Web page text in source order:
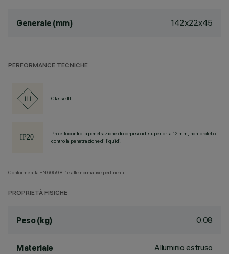
Generale (mm) 142x22x45
PERFORMANCE TECNICHE
Classe III
Protetto contro la penetrazione di corpi solidi superiori a 12 mm, non protetto
contro la penetrazione di liquidi.
Conforme alla EN60598-1 e alle normative pertinenti.
PROPRIETÀ FISICHE
Peso (kg) 0.08
Materiale Alluminio estruso